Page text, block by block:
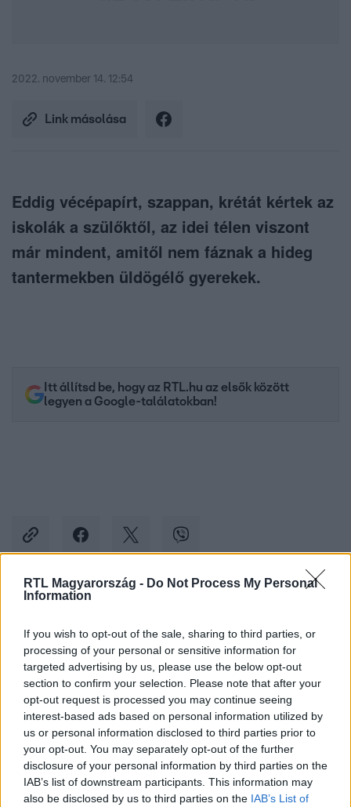
RTL Magyarország - Do Not Process My Personal
Information
If you wish to opt-out of the sale, sharing to third parties, or
processing of your personal or sensitive information for
targeted advertising by us, please use the below opt-out
section to confirm your selection. Please note that after your
opt-out request is processed you may continue seeing
interest-based ads based on personal information utilized by
us or personal information disclosed to third parties prior to
your opt-out. You may separately opt-out of the further
disclosure of your personal information by third parties on the
IAB’s list of downstream participants. This information may
also be disclosed by us to third parties on the IAB’s List of
2022. november 14. 12:54
Link másolása
Eddig vécépapírt, szappan, krétát kértek az
iskolák a szülőktől, az idei télen viszont
már mindent, amitől nem fáznak a hideg
tantermekben üldögélő gyerekek.
Itt állítsd be, hogy az RTL.hu az elsők között
legyen a Google-találatokban!
Facebookon is!
Követem
ISKOLA FŰTÉS
#SZÜLŐK #HIDEG #TAKARÓ # PÁRNA